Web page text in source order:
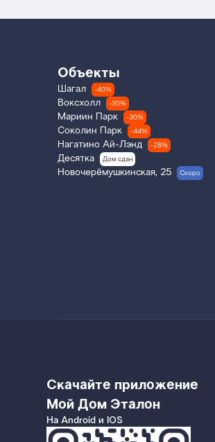
Объекты
Шагал -40%
Воксхолл -30%
Мариин Парк -30%
Соколин Парк -44%
Нагатино Ай-Лэнд -28%
Десятка Дом сдан
Новочерёмушкинская, 25 Скоро
Скачайте приложение
Мой Дом Эталон
На Android и IOS